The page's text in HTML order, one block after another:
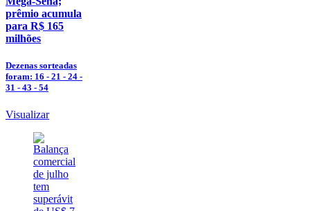
prêmio acumula
para R$ 165
milhões
Dezenas sorteadas
foram: 16 - 21 - 24 -
31 - 43 - 54
Visualizar